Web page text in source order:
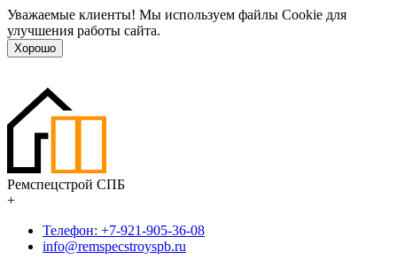
Уважаемые клиенты! Мы используем файлы Cookie для
улучшения работы сайта.
Хорошо
Ремспецстрой СПБ
+
Телефон: +7-921-905-36-08
info@remspecstroyspb.ru